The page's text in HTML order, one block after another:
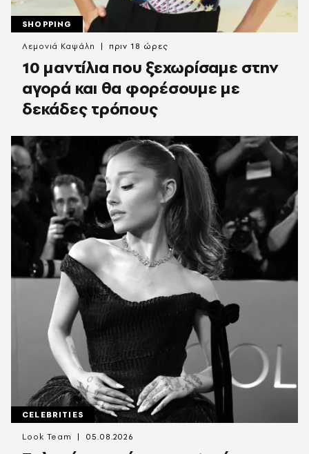
SHOPPING
10 μαντίλια που ξεχωρίσαμε στην
αγορά και θα φορέσουμε με
δεκάδες τρόπους
Λεμονιά Καψάλη πριν 18 ώρες
CELEBRITIES
Look Team 05.08.2026